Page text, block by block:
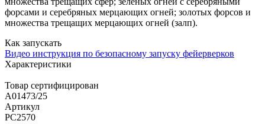
форсами и серебряных мерцающих огней; золотых форсов и
множества трещащих мерцающих огней (залп).
Как запускать
Видео инструкция по безопасному запуску фейерверков
Характеристики
Товар сертифицирован
A01473/25
Артикул
РС2570